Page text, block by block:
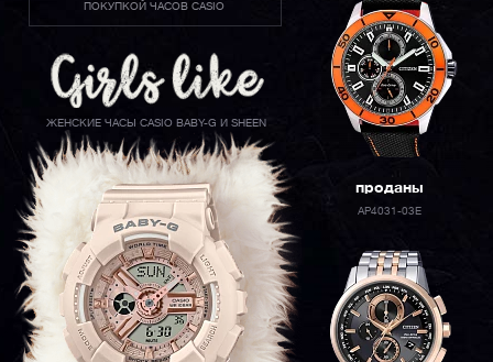
ПОКУПКОЙ ЧАСОВ CASIO
ЖЕНСКИЕ ЧАСЫ CASIO BABY-G И SHEEN
проданы
AP4031-03E